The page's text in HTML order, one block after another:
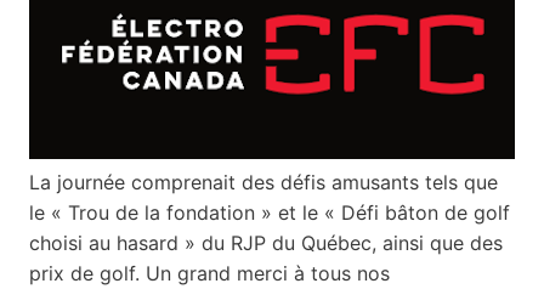
La journée comprenait des défis amusants tels que
le « Trou de la fondation » et le « Défi bâton de golf
choisi au hasard » du RJP du Québec, ainsi que des
prix de golf. Un grand merci à tous nos